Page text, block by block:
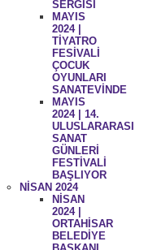
SERGİSİ
MAYIS
2024 |
TİYATRO
FESİVALİ
ÇOCUK
OYUNLARI
SANATEVİNDE
MAYIS
2024 | 14.
ULUSLARARASI
SANAT
GÜNLERİ
FESTİVALİ
BAŞLIYOR
NİSAN 2024
NİSAN
2024 |
ORTAHİSAR
BELEDİYE